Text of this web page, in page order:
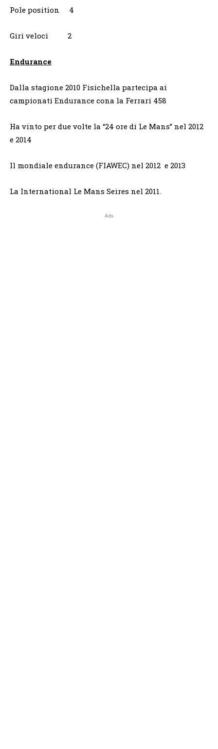
Pole position 4
Giri veloci 2
Endurance
Dalla stagione 2010 Fisichella partecipa ai
campionati Endurance cona la Ferrari 458
Ha vinto per due volte la “24 ore di Le Mans” nel 2012
e 2014
Il mondiale endurance (FIAWEC) nel 2012 e 2013
La International Le Mans Seires nel 2011.
Ads